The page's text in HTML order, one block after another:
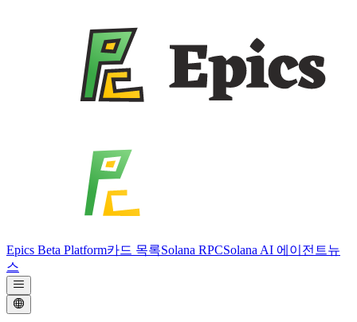
Epics Beta Platform카드 목록Solana RPCSolana AI 에이전트뉴
스